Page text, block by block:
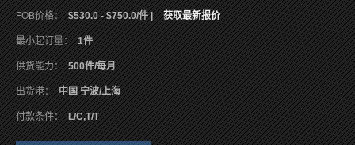
FOB价格： $530.0 - $750.0/件 | 获取最新报价
最小起订量： 1件
供货能力： 500件/每月
出货港： 中国 宁波/上海
付款条件： L/C,T/T